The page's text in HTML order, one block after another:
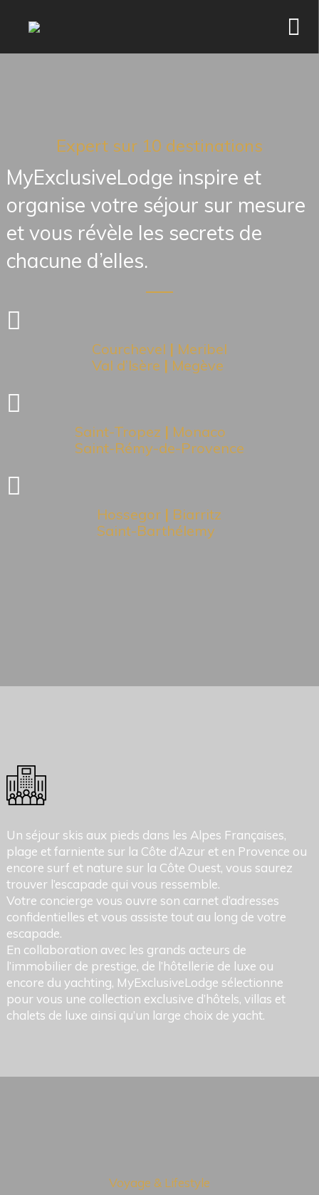
Expert sur 10 destinations
MyExclusiveLodge inspire et
organise votre séjour sur mesure
et vous révèle les secrets de
chacune d’elles.
Courchevel | Meribel
Val d’Isère | Megève
Saint-Tropez | Monaco
Saint-Rémy-de-Provence
Hossegor | Biarritz
Saint-Barthélemy
Un séjour skis aux pieds dans les Alpes Françaises,
plage et farniente sur la Côte d’Azur et en Provence ou
encore surf et nature sur la Côte Ouest, vous saurez
trouver l’escapade qui vous ressemble.
Votre concierge vous ouvre son carnet d’adresses
confidentielles et vous assiste tout au long de votre
escapade.
En collaboration avec les grands acteurs de
l’immobilier de prestige, de l’hôtellerie de luxe ou
encore du yachting, MyExclusiveLodge sélectionne
pour vous une collection exclusive d’hôtels, villas et
chalets de luxe ainsi qu’un large choix de yacht.
Voyage & Lifestyle